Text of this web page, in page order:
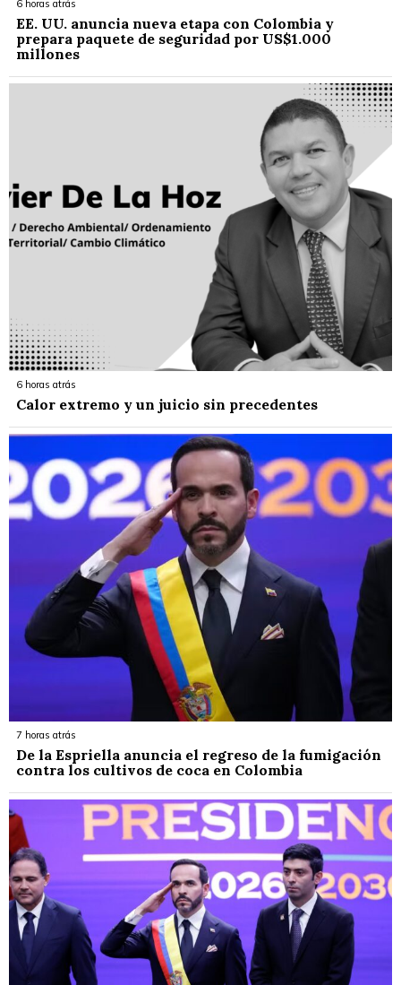
6 horas atrás
EE. UU. anuncia nueva etapa con Colombia y
prepara paquete de seguridad por US$1.000
millones
6 horas atrás
Calor extremo y un juicio sin precedentes
7 horas atrás
De la Espriella anuncia el regreso de la fumigación
contra los cultivos de coca en Colombia